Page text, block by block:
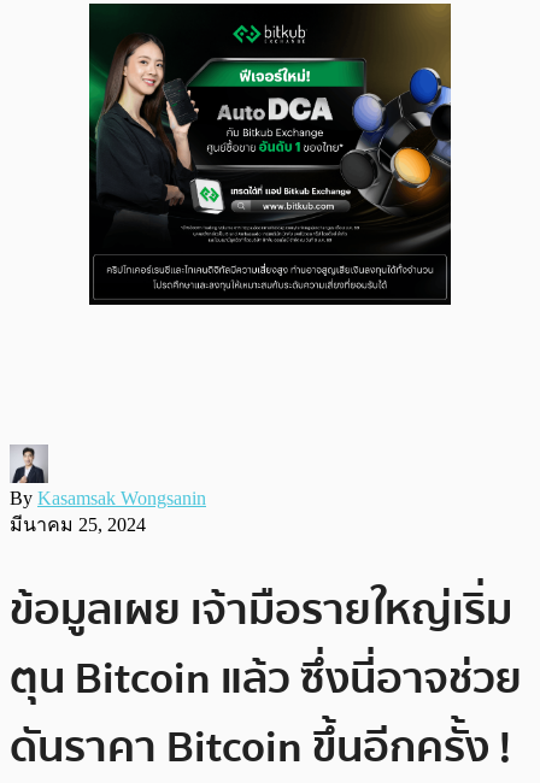
By Kasamsak Wongsanin
มีนาคม 25, 2024
ข้อมูลเผย เจ้ามือรายใหญ่เริ่ม
ตุน Bitcoin แล้ว ซึ่งนี่อาจช่วย
ดันราคา Bitcoin ขึ้นอีกครั้ง !